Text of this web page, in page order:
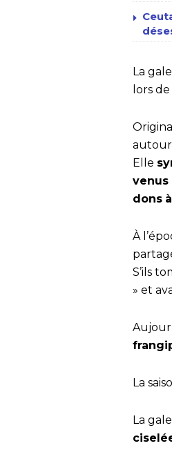
La
lors
Elle
venus
dons
À
S’ils
» et
La
La